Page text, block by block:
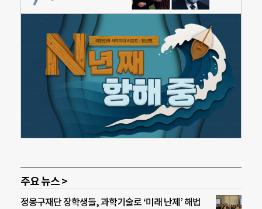
주요 뉴스 >
정몽구재단 장학생들, 과학기술로 ‘미래 난제’ 해법